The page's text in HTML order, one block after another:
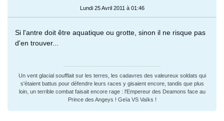
Lundi 25 Avril 2011 à 01:46
Si l'antre doit être aquatique ou grotte, sinon il ne risque pas
d'en trouver...
Un vent glacial soufflait sur les terres, les cadavres des valeureux soldats qui
s'étaient battus pour défendre leurs races y gisaient encore, tandis que plus
loin, un terrible combat faisait encore rage : l'Empereur des Deamons face au
Prince des Angeys ! Geïa VS Vaïks !